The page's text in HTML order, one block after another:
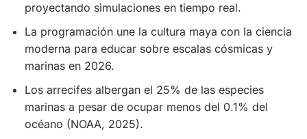
proyectando simulaciones en tiempo real.
La programación une la cultura maya con la ciencia
moderna para educar sobre escalas cósmicas y
marinas en 2026.
Los arrecifes albergan el 25% de las especies
marinas a pesar de ocupar menos del 0.1% del
océano (NOAA, 2025).